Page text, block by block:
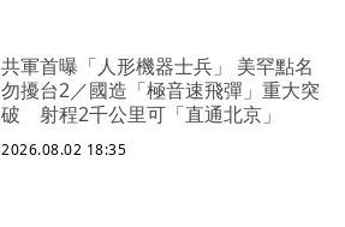
共軍首曝「人形機器士兵」 美罕點名
勿擾台2／國造「極音速飛彈」重大突
破 射程2千公里可「直通北京」
2026.08.02 18:35